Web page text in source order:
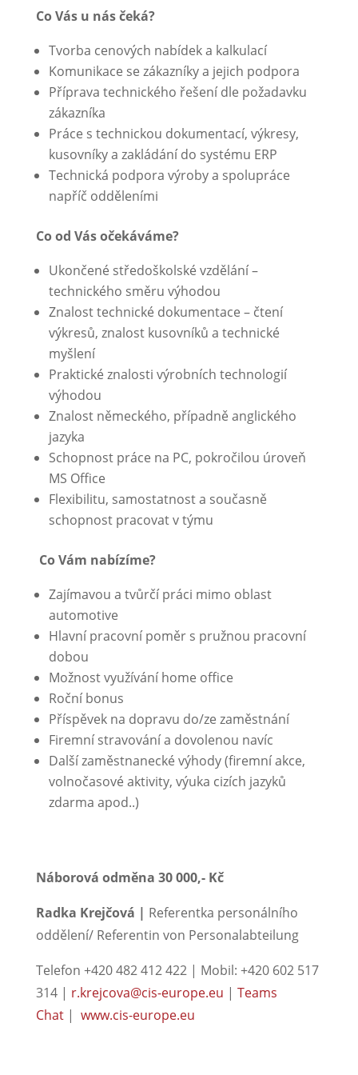
Co Vás u nás čeká?
Tvorba cenových nabídek a kalkulací
Komunikace se zákazníky a jejich podpora
Příprava technického řešení dle požadavku
zákazníka
Práce s technickou dokumentací, výkresy,
kusovníky a zakládání do systému ERP
Technická podpora výroby a spolupráce
napříč odděleními
Co od Vás očekáváme?
Ukončené středoškolské vzdělání –
technického směru výhodou
Znalost technické dokumentace – čtení
výkresů, znalost kusovníků a technické
myšlení
Praktické znalosti výrobních technologií
výhodou
Znalost německého, případně anglického
jazyka
Schopnost práce na PC, pokročilou úroveň
MS Office
Flexibilitu, samostatnost a současně
schopnost pracovat v týmu
Co Vám nabízíme?
Zajímavou a tvůrčí práci mimo oblast
automotive
Hlavní pracovní poměr s pružnou pracovní
dobou
Možnost využívání home office
Roční bonus
Příspěvek na dopravu do/ze zaměstnání
Firemní stravování a dovolenou navíc
Další zaměstnanecké výhody (firemní akce,
volnočasové aktivity, výuka cizích jazyků
zdarma apod..)
Náborová odměna 30 000,- Kč
Radka Krejčová | Referentka personálního
oddělení/ Referentin von Personalabteilung
Telefon +420 482 412 422 | Mobil: +420 602 517
314 | r.krejcova@cis-europe.eu | Teams
Chat| www.cis-europe.eu